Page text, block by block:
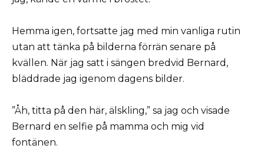
Hemma igen, fortsatte jag med min vanliga rutin
utan att tänka på bilderna förrän senare på
kvällen. När jag satt i sängen bredvid Bernard,
bläddrade jag igenom dagens bilder.
”Åh, titta på den här, älskling,” sa jag och visade
Bernard en selfie på mamma och mig vid
fontänen.